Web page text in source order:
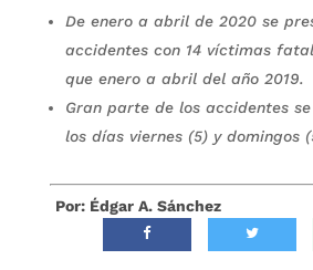
De enero a abril de 2020 se
accidentes con 14 víctimas
que enero a abril del año 2019.
Gran parte de los accidentes
los días viernes (5) y domingos
Por: Édgar A. Sánchez